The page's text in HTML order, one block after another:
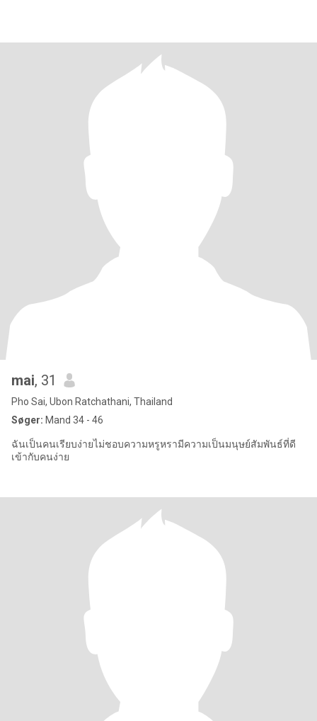
mai, 31
Pho Sai, Ubon Ratchathani, Thailand
Søger: Mand 34 - 46
ฉันเป็นคนเรียบง่ายไม่ชอบความหรูหรามีความเป็นมนุษย์สัมพันธ์ที่ดี
เข้ากับคนง่าย